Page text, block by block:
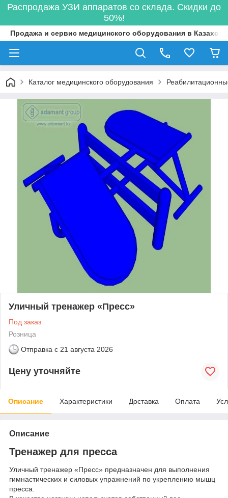
Распродажа УЗИ аппаратов со склада. Скидки до
50%!
Продажа и сервис медицинского оборудования в
Каталог медицинского оборудования
Уличный тренажер «Пресс»
Под заказ
Розница
Отправка с 21 августа 2026
Цену уточняйте
Описание Характеристики Доставка Оплата
Описание
Тренажер для пресса
Уличный тренажер «Пресс» предназначен для выполнения
гимнастических и силовых упражнений по укреплению мышц
пресса.